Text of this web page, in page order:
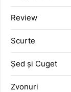
Review
Scurte
Șed și Cuget
Zvonuri